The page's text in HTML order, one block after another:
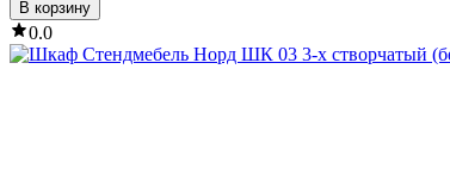
В корзину
0.0